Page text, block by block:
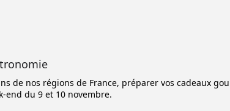
de nos régions de France, préparer vos cadeaux
end du 9 et 10 novembre.